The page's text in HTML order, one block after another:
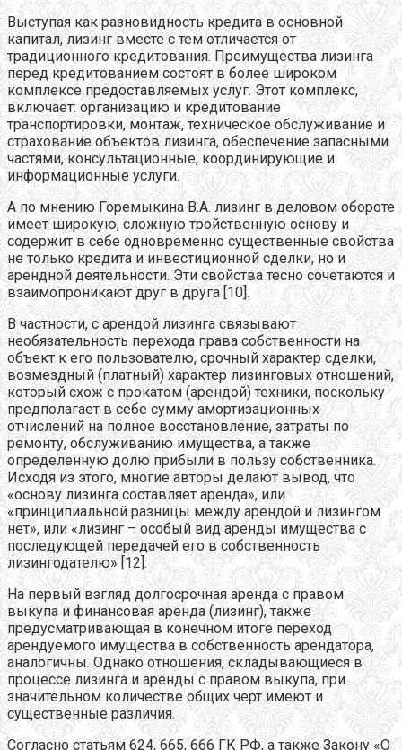
Выступая как разновидность кредита в основной
капитал, лизинг вместе с тем отличается от
традиционного кредитования. Преимущества лизинга
перед кредитованием состоят в более широком
комплексе предоставляемых услуг. Этот комплекс,
включает: организацию и кредитование
транспортировки, монтаж, техническое обслуживание и
страхование объектов лизинга, обеспечение запасными
частями, консультационные, координирующие и
информационные услуги.
А по мнению Горемыкина В.А. лизинг в деловом обороте
имеет широкую, сложную тройственную основу и
содержит в себе одновременно существенные свойства
не только кредита и инвестиционной сделки, но и
арендной деятельности. Эти свойства тесно сочетаются и
взаимопроникают друг в друга [10].
В частности, с арендой лизинга связывают
необязательность перехода права собственности на
объект к его пользователю, срочный характер сделки,
возмездный (платный) характер лизинговых отношений,
который схож с прокатом (арендой) техники, поскольку
предполагает в себе сумму амортизационных
отчислений на полное восстановление, затраты по
ремонту, обслуживанию имущества, а также
определенную долю прибыли в пользу собственника.
Исходя из этого, многие авторы делают вывод, что
«основу лизинга составляет аренда», или
«принципиальной разницы между арендой и лизингом
нет», или «лизинг – особый вид аренды имущества с
последующей передачей его в собственность
лизингодателю» [12].
На первый взгляд долгосрочная аренда с правом
выкупа и финансовая аренда (лизинг), также
предусматривающая в конечном итоге переход
арендуемого имущества в собственность арендатора,
аналогичны. Однако отношения, складывающиеся в
процессе лизинга и аренды с правом выкупа, при
значительном количестве общих черт имеют и
существенные различия.
Согласно статьям 624, 665, 666 ГК РФ, а также Закону «О